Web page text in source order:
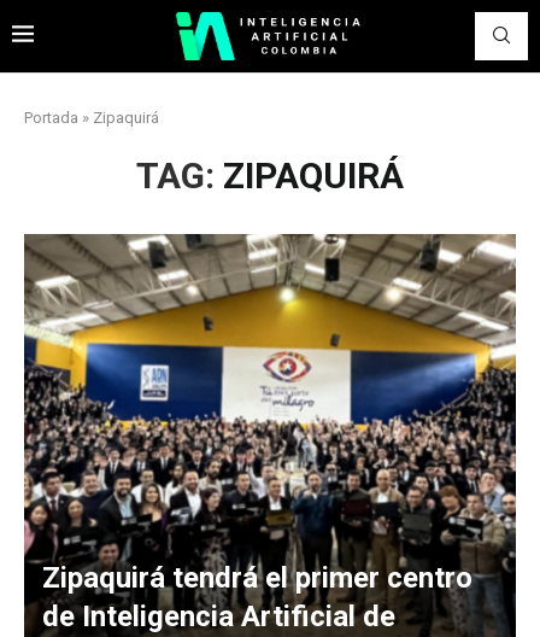
Portada » Zipaquirá
TAG: ZIPAQUIRÁ
Zipaquirá tendrá el primer centro
de Inteligencia Artificial de